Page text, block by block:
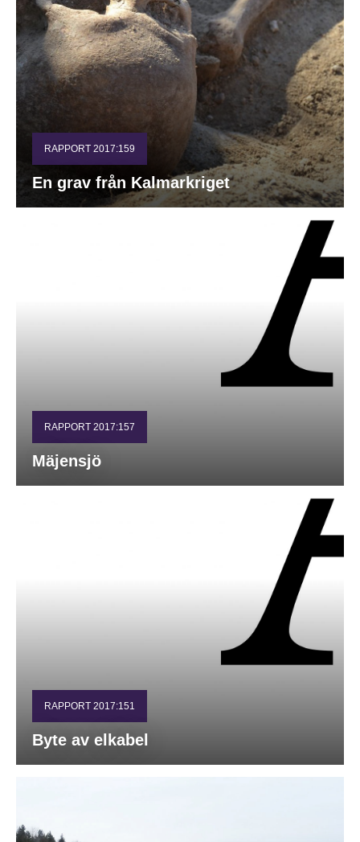
RAPPORT 2017:159
En grav från Kalmarkriget
RAPPORT 2017:157
Mäjensjö
RAPPORT 2017:151
Byte av elkabel